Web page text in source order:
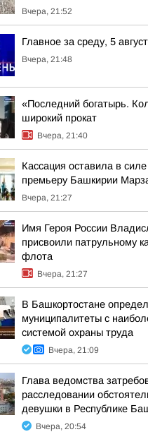
Вчера, 21:52
Главное за среду, 5
Вчера, 21:48
«Последний богатырь.
широкий прокат
Вчера, 21:40
Кассация оставила в
премьеру Башкирии
Вчера, 21:27
Имя Героя России
присвоили патрульному
флота
Вчера, 21:27
В Башкортостане
муниципалитеты с
системой охраны труда
Вчера, 21:09
Глава ведомства
расследовании
девушки в Республике
Вчера, 20:54